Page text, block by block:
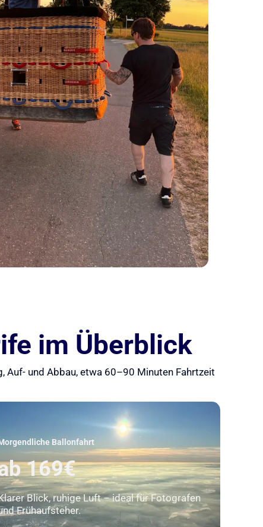
im Überblick
Auf- und Abbau, etwa 60–90 Minuten Fahrtzeit
Ballonfahrt
169€
Blick, ruhige Luft – ideal für Fotografen
Frühaufsteher.